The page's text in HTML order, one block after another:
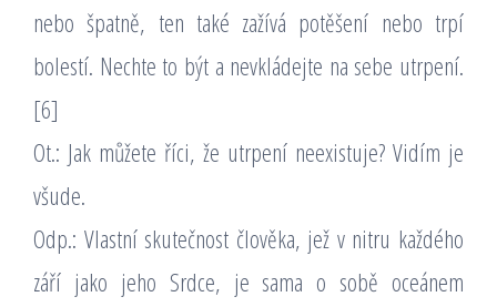
nebo špatně, ten také zažívá potěšení nebo trpí
bolestí. Nechte to být a nevkládejte na sebe utrpení.
[6]
Ot.: Jak můžete říci, že utrpení neexistuje? Vidím je
všude.
Odp.: Vlastní skutečnost člověka, jež v nitru každého
září jako jeho Srdce, je sama o sobě oceánem